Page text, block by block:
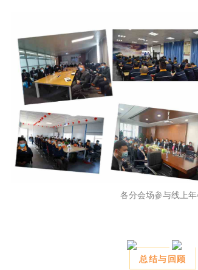
各分会场参与线上年
总结与回顾